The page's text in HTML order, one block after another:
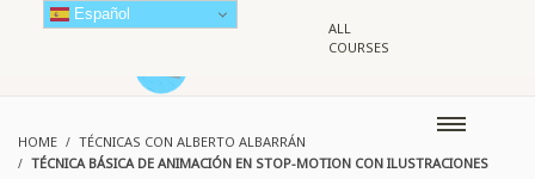
ALL
COURSES
HOME
TÉCNICAS CON ALBERTO ALBARRÁN
TÉCNICA BÁSICA DE ANIMACIÓN EN STOP-MOTION CON ILUSTRACIONES
Español